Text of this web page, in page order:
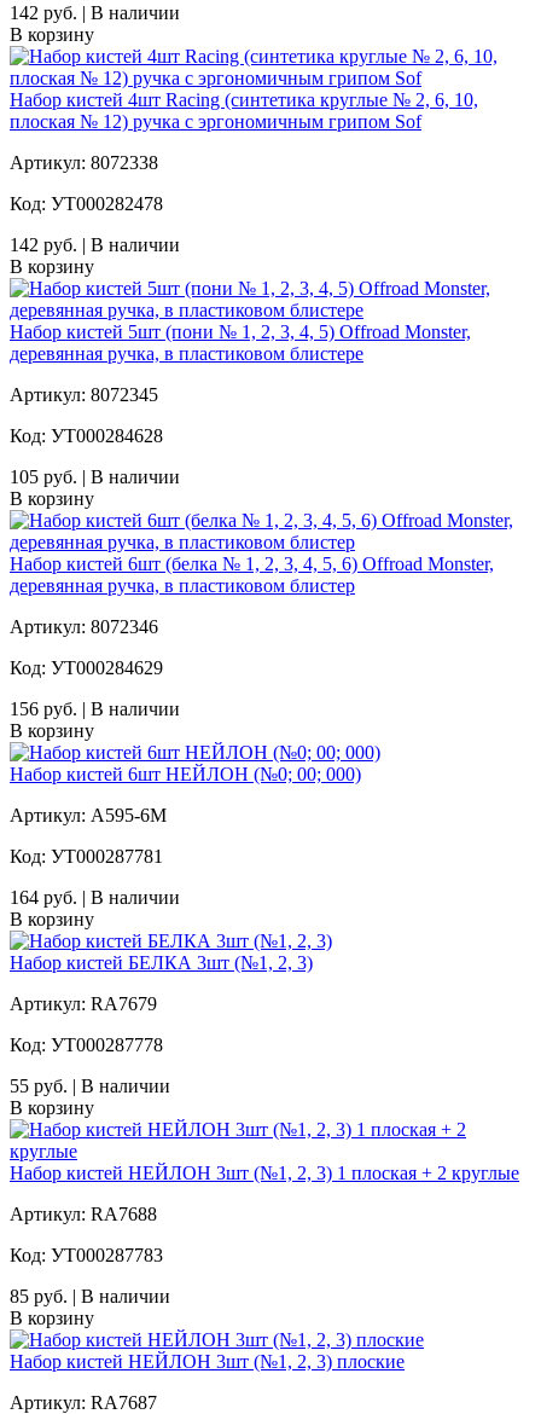
142 руб. | В наличии
В корзину
Набор кистей 4шт Racing (синтетика круглые № 2, 6, 10,
плоская № 12) ручка с эргономичным грипом Sof
Артикул: 8072338
Код: УТ000282478
142 руб. | В наличии
В корзину
Набор кистей 5шт (пони № 1, 2, 3, 4, 5) Offroad Monster,
деревянная ручка, в пластиковом блистере
Артикул: 8072345
Код: УТ000284628
105 руб. | В наличии
В корзину
Набор кистей 6шт (белка № 1, 2, 3, 4, 5, 6) Offroad Monster,
деревянная ручка, в пластиковом блистер
Артикул: 8072346
Код: УТ000284629
156 руб. | В наличии
В корзину
Набор кистей 6шт НЕЙЛОН (№0; 00; 000)
Артикул: A595-6M
Код: УТ000287781
164 руб. | В наличии
В корзину
Набор кистей БЕЛКА 3шт (№1, 2, 3)
Артикул: RA7679
Код: УТ000287778
55 руб. | В наличии
В корзину
Набор кистей НЕЙЛОН 3шт (№1, 2, 3) 1 плоская + 2 круглые
Артикул: RA7688
Код: УТ000287783
85 руб. | В наличии
В корзину
Набор кистей НЕЙЛОН 3шт (№1, 2, 3) плоские
Артикул: RA7687